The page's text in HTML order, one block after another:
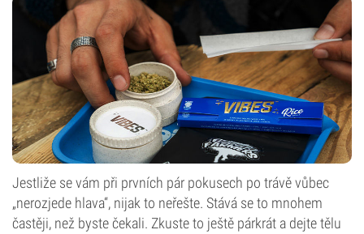
Jestliže se vám při prvních pár pokusech po trávě vůbec
„nerozjede hlava“, nijak to neřešte. Stává se to mnohem
častěji, než byste čekali. Zkuste to ještě párkrát a dejte tělu